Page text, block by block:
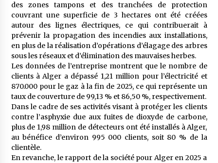
des zones tampons et des tranchées de protection
couvrant une superficie de 3 hectares ont été créées
autour des lignes électriques, ce qui contribuerait à
prévenir la propagation des incendies aux installations,
en plus de la réalisation d’opérations d’élagage des arbres
sous les réseaux et d’élimination des mauvaises herbes.
Les données de l’entreprise montrent que le nombre de
clients à Alger a dépassé 1,21 million pour l’électricité et
870.000 pour le gaz à la fin de 2025, ce qui représente un
taux de couverture de 99,13 % et 86,50 %, respectivement.
Dans le cadre de ses activités visant à protéger les clients
contre l’asphyxie due aux fuites de dioxyde de carbone,
plus de 1,98 million de détecteurs ont été installés à Alger,
au bénéfice d’environ 995 000 clients, soit 80 % de la
clientèle.
En revanche, le rapport de la société pour Alger en 2025 a